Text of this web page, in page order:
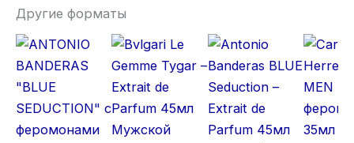
Другие форматы